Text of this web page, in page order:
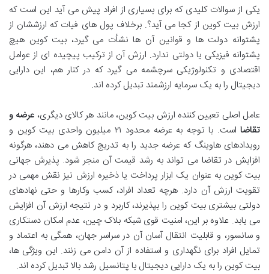
یکی از سوالات کلیدی که برای بسیاری از افراد پیش می آید این است که
ارزش بیت کوین از کجا می آید؟. برخلاف پول های فیات که ارزششان از
پشتوانه دولت ها و قوانین آن ها نشأت می گیرد، بیت کوین هیچ
پشتوانه فیزیکی یا دولتی ندارد. ارزش آن از ترکیب پیچیده ای از عوامل
اقتصادی و تکنولوژیکی سرچشمه می گیرد که در کنار هم، این دارایی
دیجیتال را به یک سرمایه ارزشمند تبدیل کرده اند.
عامل اصلی تعیین کننده ارزش بیت کوین، مانند هر کالای دیگری، عرضه و
تقاضا
است. با توجه به عرضه محدود ۲۱ میلیون واحدی بیت کوین و
رویدادهای هاوینگ که عرضه جدید را به تدریج کاهش می دهند، هرگونه
افزایش در تقاضا می تواند به رشد قیمت آن منجر شود. پذیرش جهانی
بیت کوین به عنوان یک ابزار پرداخت یا ذخیره ارزش نیز نقش مهمی در
تقویت ارزش آن دارد. هرچه تعداد افراد، کسب وکارها و حتی نهادهای
دولتی بیشتری بیت کوین را بپذیرند، کاربرد و در نتیجه ارزش آن افزایش
می یابد. علاوه بر این، امنیت قوی شبکه بلاک چین، عدم امکان دستکاری
و سانسور، و قابلیت انتقال آسان آن در سراسر جهان، همگی به اعتماد و
تمایل افراد برای نگهداری و استفاده از آن دامن می زنند. این ویژگی ها،
بیت کوین را به یک دارایی دیجیتال با پتانسیل رشد بالا تبدیل کرده اند.